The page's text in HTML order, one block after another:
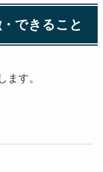
できること
ます。